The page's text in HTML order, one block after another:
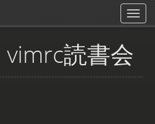
読書会